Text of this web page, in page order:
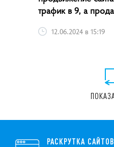
трафик в 9, а
12.06.2024 в 15:19
РАСКРУТКА САЙТОВ